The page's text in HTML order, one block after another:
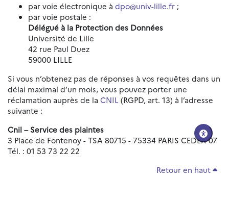
par voie électronique à dpo@univ-lille.fr ;
par voie postale :
Délégué à la Protection des Données
Université de Lille
42 rue Paul Duez
59000 LILLE
Si vous n’obtenez pas de réponses à vos requêtes dans un
délai maximal d’un mois, vous pouvez porter une
réclamation auprès de la CNIL (RGPD, art. 13) à l’adresse
suivante :
Cnil – Service des plaintes
3 Place de Fontenoy - TSA 80715 - 75334 PARIS CEDEX 07
Tél. : 01 53 73 22 22
Retour en haut